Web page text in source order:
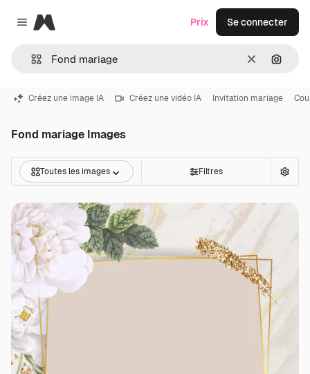
Close menu
Magnific
Effacer
Prix Se connecter
Créez une image IA Créez une vidéo IA Invitation mariage
Fond mariage Images
Toutes les images Filtres